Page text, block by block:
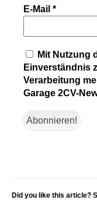
E-Mail *
Mit Nutzung
Einverständnis
Verarbeitung
Garage 2CV-
Did you like this article?